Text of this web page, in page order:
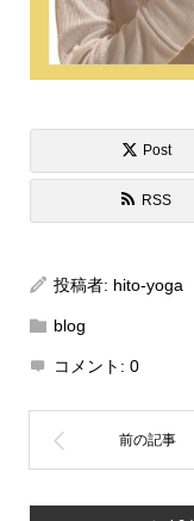
Post
RSS
投稿者: hito-yoga
blog
コメント: 0